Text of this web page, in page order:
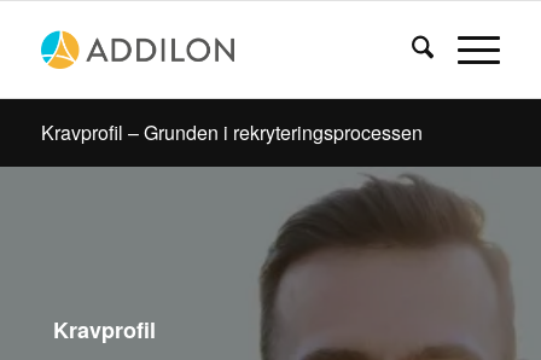
Kravprofil – Grunden i rekryteringsprocessen
Kravprofil